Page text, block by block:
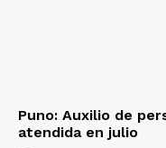
Puno: Auxilio de
atendida en julio